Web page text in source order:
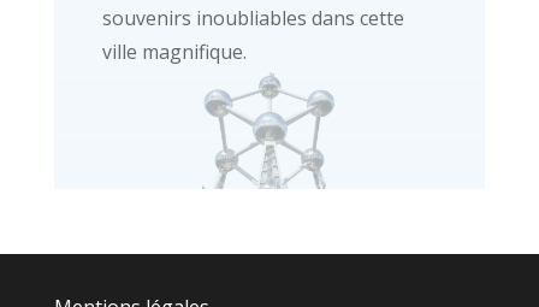
souvenirs inoubliables dans cette
ville magnifique.